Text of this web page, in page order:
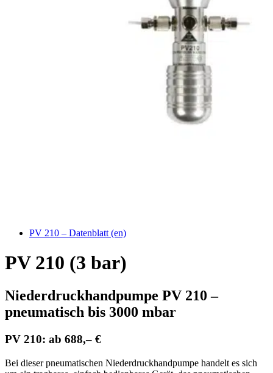
PV 210 – Datenblatt (en)
PV 210 (3 bar)
Niederdruckhandpumpe PV 210 –
pneumatisch bis 3000 mbar
PV 210: ab 688,– €
Bei dieser pneumatischen Niederdruckhandpumpe handelt es sich